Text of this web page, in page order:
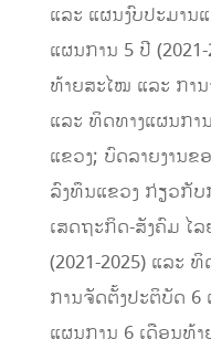
ແລະ ແຜນງົບປະມານ
ແຜນການ 5 ປີ
ທ້າຍສະໄໝ ແລະ ກາ
ແລະ ທິດທາງແຜນກາ
ແຂວງ; ບົດລາຍງານ
ລົງທຶນແຂວງ ກ່ຽວກັ
ເສດຖະກິດ-ສັງຄົມ ໄ
(2021-2025) ແລະ
ການຈັດຕັ້ງປະຕິບັດ 6
ແຜນການ 6 ເດືອນທ້